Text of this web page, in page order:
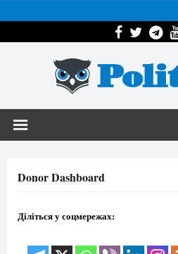
Donor Dashboard
Діліться у соцмережах: